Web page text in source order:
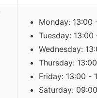
Monday: 13:00
Tuesday: 13:00
Wednesday:
Thursday:
Friday: 13:00 -
Saturday: